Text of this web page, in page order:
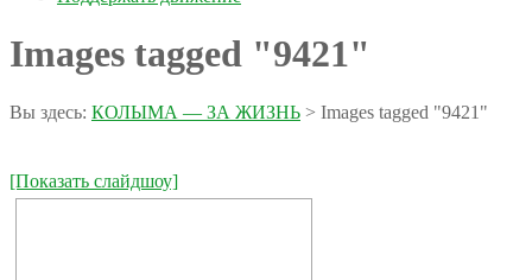
Images tagged "9421"
Вы здесь: КОЛЫМА — ЗА ЖИЗНЬ > Images tagged "9421"
[Показать слайдшоу]